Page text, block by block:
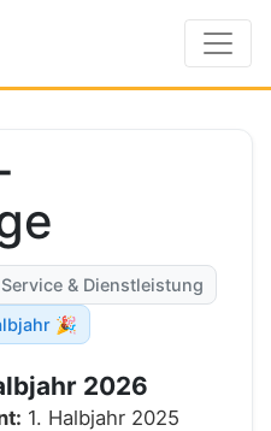
Service & Dienstleistung
🎉
2026
1. Halbjahr 2025